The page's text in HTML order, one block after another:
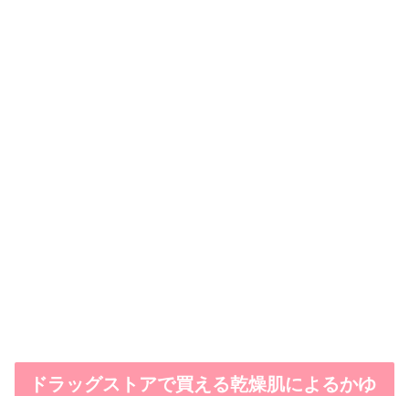
ドラッグストアで買える乾燥肌によるかゆ